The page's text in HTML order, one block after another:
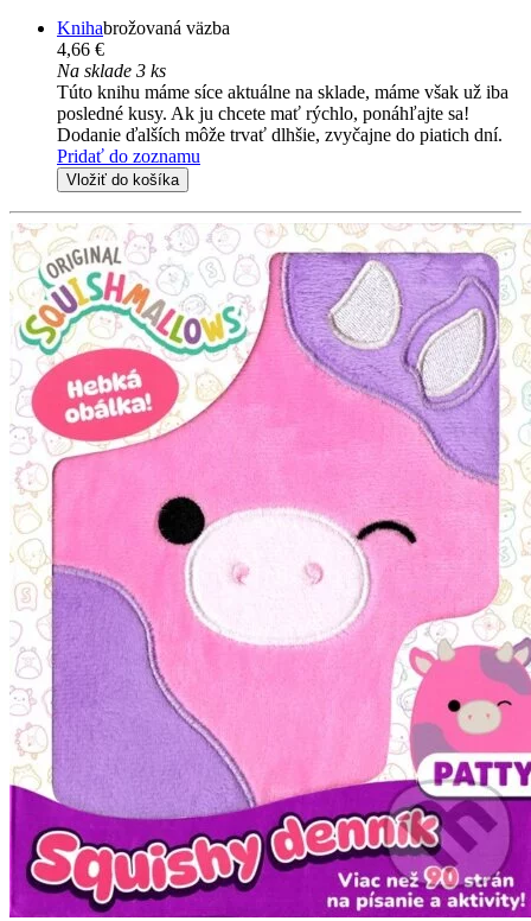
Knihabrožovaná väzba
4,66 €
Na sklade 3 ks
Túto knihu máme síce aktuálne na sklade, máme však už iba
posledné kusy. Ak ju chcete mať rýchlo, ponáhľajte sa!
Dodanie ďalších môže trvať dlhšie, zvyčajne do piatich dní.
Pridať do zoznamu
Vložiť do košíka